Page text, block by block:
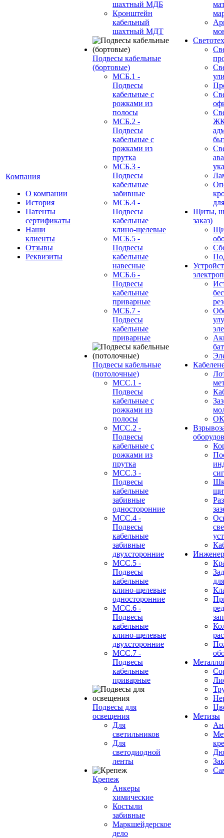
Компания
О компании
История
Патенты
сертификаты
Наши
клиенты
Отзывы
Реквизиты
шахтный МДБ
Кронштейн
кабельный
шахтный МДТ
Подвесы кабельные
(бортовые)
МСБ.1 -
Подвесы
кабельные с
рожками из
полосы
МСБ.2 -
Подвесы
кабельные с
рожками из
прутка
МСБ.3 -
Подвесы
кабельные
забивные
МСБ.4 -
Подвесы
кабельные
клино-щелевые
МСБ.5 -
Подвесы
кабельные
навесные
МСБ.6 -
Подвесы
кабельные
приварные
МСБ.7 -
Подвесы
кабельные
приварные
Подвесы кабельные
(потолочные)
МСС.1 -
Подвесы
кабельные с
рожками из
полосы
МСС.2 -
Подвесы
кабельные с
рожками из
прутка
МСС.3 -
Подвесы
кабельные
забивные
односторонние
МСС.4 -
Подвесы
кабельные
забивные
двухсторонние
МСС.5 -
Подвесы
кабельные
клино-щелевые
односторонние
МСС.6 -
Подвесы
кабельные
клино-щелевые
двухсторонние
МСС.7 -
Подвесы
кабельные
приварные
Подвесы для
освещения
Для
светильников
Для
светодиодной
ленты
Крепеж
Анкеры
химические
Костыли
забивные
Маркшейдерское
дело
Щиты,
заказ)
Метизы